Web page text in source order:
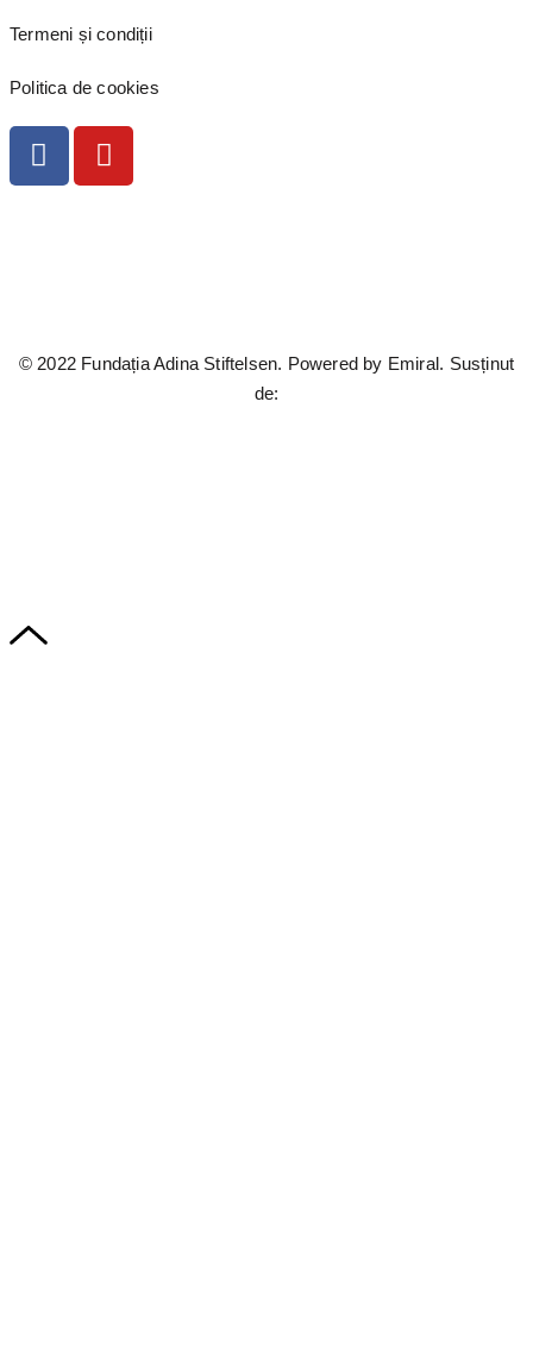
© 2022 Fundația Adina Stiftelsen. Powered by Emiral. Susținut
de:
Termeni și condiții
Politica de cookies